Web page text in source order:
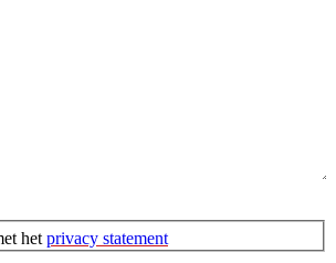
het privacy statement